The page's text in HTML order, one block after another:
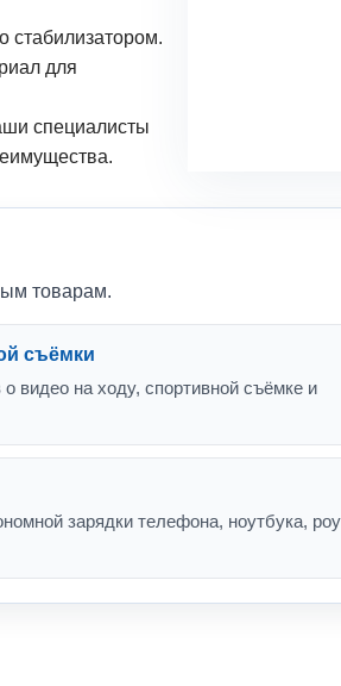
стабилизатором.
для
специалисты
товарам.
съёмки
видео на ходу, спортивной съёмке и
зарядки телефона, ноутбука,